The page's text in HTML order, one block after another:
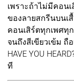
เพราะถ้าไม่มีคอน
ของลายสกรีนบนเ
คอนเสิร์ตทุกเพศทุ
จนถึงสีเขียวเข้ม ถื
HAVE YOU
ที